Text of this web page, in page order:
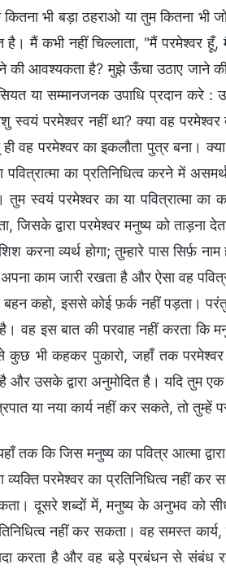
भी बड़ा ठहराओ या तुम कितना भी
है। मैं कभी नहीं चिल्लाता, "मैं परमेश्वर
की आवश्यकता है? मुझे ऊँचा उठाए जाने
या सम्मानजनक उपाधि प्रदान करे :
स्वयं परमेश्वर नहीं था? क्या वह
ही वह परमेश्वर का इकलौता पुत्र बना।
पवित्रात्मा का प्रतिनिधित्व करने में
स्वयं परमेश्वर का या पवित्रात्मा का
जिसके द्वारा परमेश्वर मनुष्य को ताड़ना
करना व्यर्थ होगा; तुम्हारे पास सिर्फ़
काम जारी रखता है और ऐसा वह
कहो, इससे कोई फ़र्क नहीं पड़ता। परंतु
वह इस बात की परवाह नहीं करता कि
कुछ भी कहकर पुकारो, जहाँ तक परमेश्वर
और उसके द्वारा अनुमोदित है। यदि तुम
या नया कार्य नहीं कर सकते, तो तुम्हें
तक कि जिस मनुष्य का पवित्र आत्मा
व्यक्ति परमेश्वर का प्रतिनिधित्व नहीं कर
दूसरे शब्दों में, मनुष्य के अनुभव को
नहीं कर सकता। वह समस्त
करता है और वह बड़े प्रबंधन से संबंध